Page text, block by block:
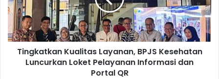
Tingkatkan Kualitas Layanan, BPJS Kesehatan
Luncurkan Loket Pelayanan Informasi dan
Portal QR